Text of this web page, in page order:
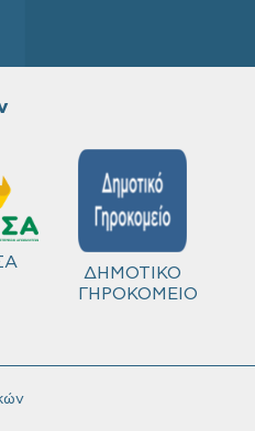
ΔΗΜΟΤΙΚΟ
ΓΗΡΟΚΟΜΕΙΟ